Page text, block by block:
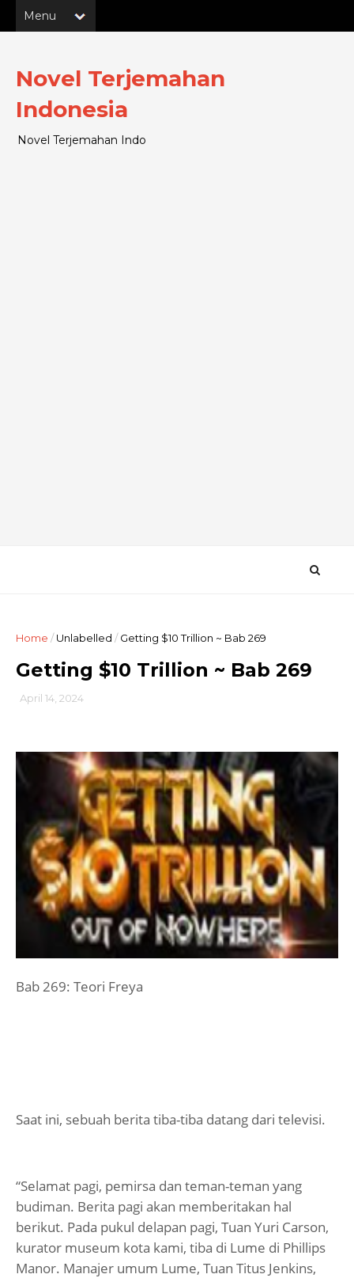
Novel Terjemahan
Indonesia
Novel Terjemahan Indo
Home /Unlabelled / Getting $10 Trillion ~ Bab 269
Getting $10 Trillion ~ Bab 269
April 14, 2024
Bab 269: Teori Freya
Saat ini, sebuah berita tiba-tiba datang dari televisi.
“Selamat pagi, pemirsa dan teman-teman yang
budiman. Berita pagi akan memberitakan hal
berikut. Pada pukul delapan pagi, Tuan Yuri Carson,
kurator museum kota kami, tiba di Lume di Phillips
Manor. Manajer umum Lume, Tuan Titus Jenkins,